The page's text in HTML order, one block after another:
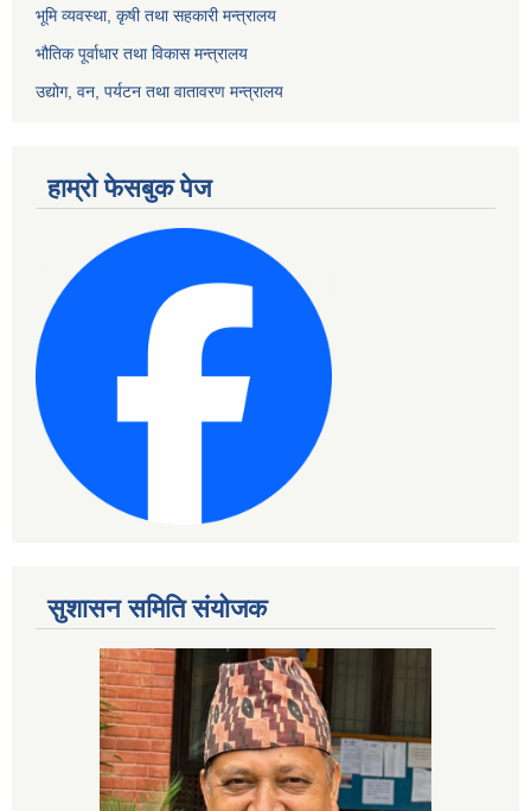
भूमि व्यवस्था, कृषी तथा सहकारी मन्त्रालय
भौतिक पूर्वाधार तथा विकास मन्त्रालय
उद्योग, वन, पर्यटन तथा वातावरण मन्त्रालय
हाम्रो फेसबुक पेज
सुशासन समिति संयोजक